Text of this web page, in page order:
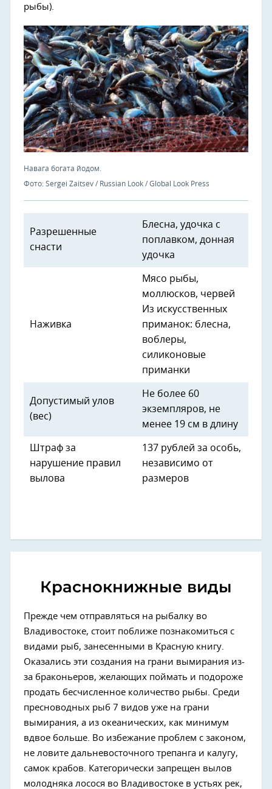
рыбы).
Навага богата йодом.
Фото: Sergei Zaitsev / Russian Look / Global Look Press
Разрешенные
снасти
Блесна, удочка с
поплавком, донная
удочка
Наживка
Мясо рыбы,
моллюсков, червей
Из искусственных
приманок: блесна,
воблеры,
силиконовые
приманки
Допустимый улов
(вес)
Не более 60
экземпляров, не
менее 19 см в длину
Штраф за
нарушение правил
вылова
137 рублей за особь,
независимо от
размеров
Краснокнижные виды
Прежде чем отправляться на рыбалку во
Владивостоке, стоит поближе познакомиться с
видами рыб, занесенными в Красную книгу.
Оказались эти создания на грани вымирания из-
за браконьеров, желающих поймать и подороже
продать бесчисленное количество рыбы. Среди
пресноводных рыб 7 видов уже на грани
вымирания, а из океанических, как минимум
вдвое больше. Во избежание проблем с законом,
не ловите дальневосточного трепанга и калугу,
самок крабов. Категорически запрещен вылов
молодняка лосося во Владивостоке в устьях рек,